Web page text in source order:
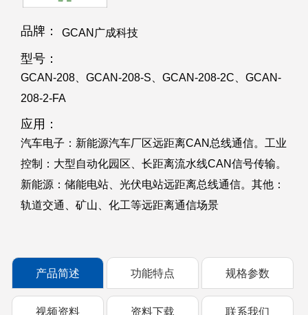
品牌： GCAN广成科技
型号：
GCAN-208、GCAN-208-S、GCAN-208-2C、GCAN-
208-2-FA
应用：
汽车电子：新能源汽车厂区远距离CAN总线通信。工业
控制：大型自动化园区、长距离流水线CAN信号传输。
新能源：储能电站、光伏电站远距离总线通信。其他：
轨道交通、矿山、化工等远距离通信场景
产品简述 功能特点 规格参数
视频资料 资料下载 联系我们